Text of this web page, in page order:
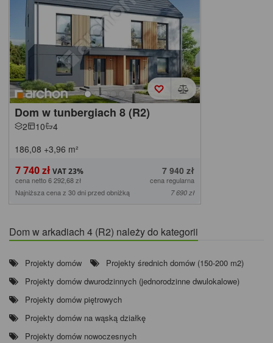
Dom w tunbergiach 8 (R2)
2 10
4
186,08 +3,96 m²
7 740 zł 7 940 zł
cena netto 6 292,68 zł
cena regularna
Najniższa cena z 30 dni przed obniżką
7 690 zł
Dom w arkadiach 4 (R2) należy do kategorii
Projekty domów
Projekty średnich domów (150-200 m2)
Projekty domów dwurodzinnych (jednorodzinne dwulokalowe)
Projekty domów piętrowych
Projekty domów na wąską działkę
Projekty domów nowoczesnych